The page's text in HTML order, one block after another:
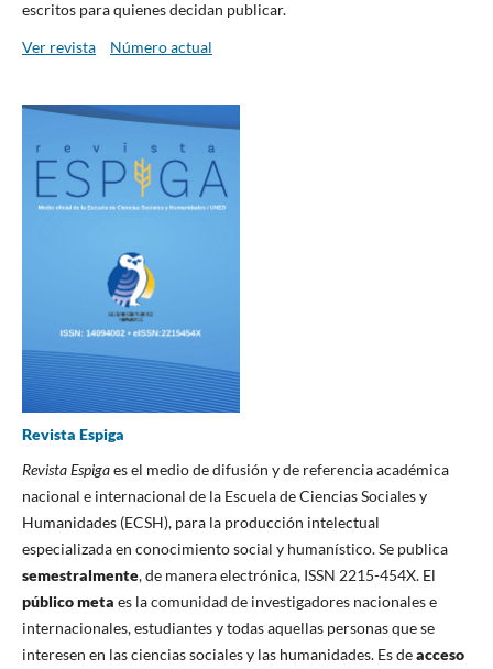
escritos para quienes decidan publicar.
Ver revista
Número actual
Revista Espiga
Revista Espigaes el medio de difusión y de referencia académica
nacional e internacional de la Escuela de Ciencias Sociales y
Humanidades (ECSH), para la producción intelectual
especializada en conocimiento social y humanístico. Se publica
semestralmente, de manera electrónica, ISSN 2215-454X. El
público meta es la comunidad de investigadores nacionales e
internacionales, estudiantes y todas aquellas personas que se
interesen en las ciencias sociales y las humanidades. Es deacceso